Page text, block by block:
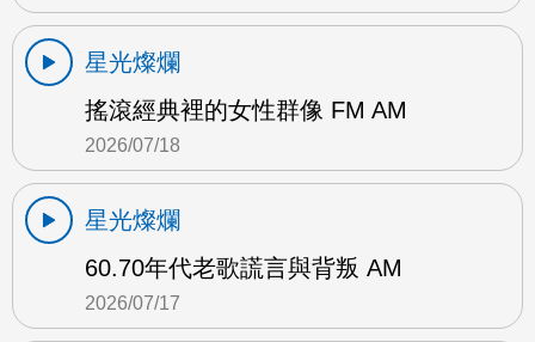
星光燦爛
搖滾經典裡的女性群像 FM AM
2026/07/18
星光燦爛
60.70年代老歌謊言與背叛 AM
2026/07/17